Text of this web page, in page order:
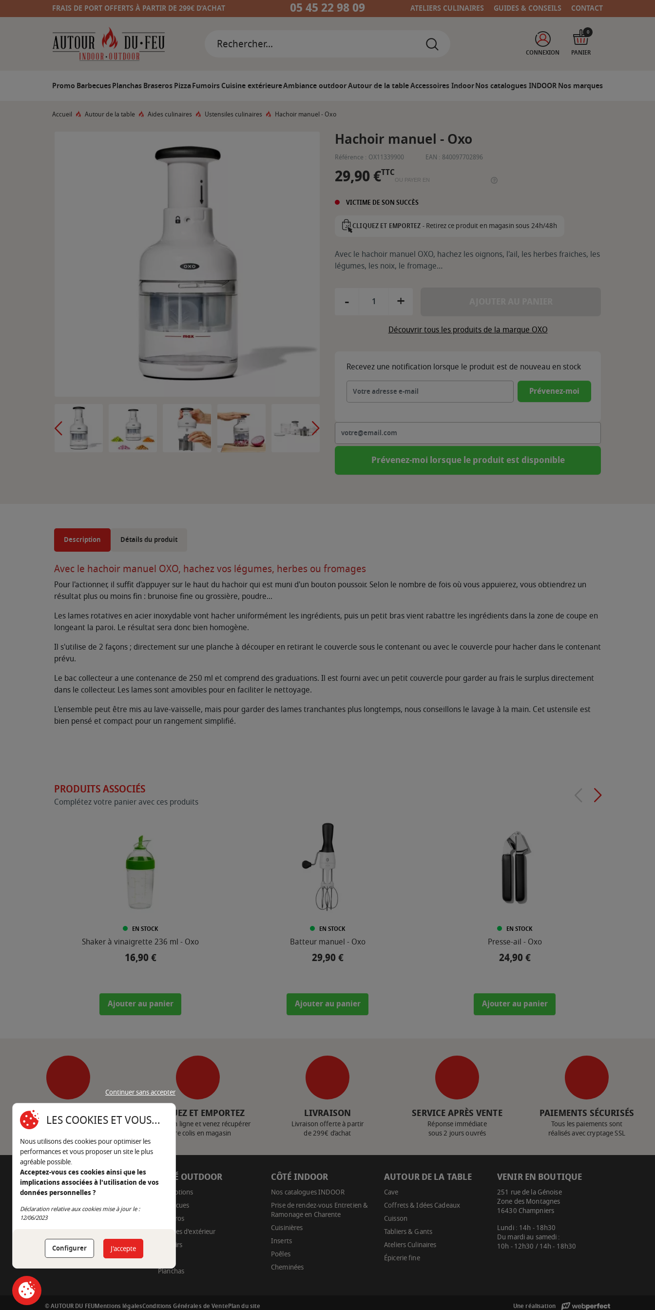
FRAIS DE PORT OFFERTS À PARTIR DE 299€ D’ACHAT 05 45 22 98 09 ATELIERS CULINAIRES GUIDES & CONSEILS CONTACT
CONNEXION PANIER
0
Promo BarbecuesPlanchasBraserosPizzaFumoirsCuisine extérieureAmbiance outdoorAutour de la tableAccessoires IndoorNos catalogues INDOORNos marques
Accueil Autour de la table Aides culinaires Ustensiles culinaires Hachoir manuel - Oxo
Hachoir manuel - Oxo
Référence : OX11339900 EAN : 840097702896
29,90 €TTC
OU PAYER EN
VICTIME DE SON SUCCÈS
CLIQUEZ ET EMPORTEZ -Retirez ce produit en magasin sous 24h/48h
Avec le hachoir manuel OXO, hachez les oignons, l'ail, les herbes fraiches, les
légumes, les noix, le fromage…
- +
Découvrir tous les produits de la marque OXO
Recevez une notification lorsque le produit est de nouveau en stock
Prévenez-moi
Prévenez-moi lorsque le produit est disponible
Description Détails du produit
Avec le hachoir manuel OXO, hachez vos légumes, herbes ou fromages
Pour l'actionner, il suffit d'appuyer sur le haut du hachoir qui est muni d'un bouton poussoir. Selon le nombre de fois où vous appuierez, vous obtiendrez un
résultat plus ou moins fin : brunoise fine ou grossière, poudre...
Les lames rotatives en acier inoxydable vont hacher uniformément les ingrédients, puis un petit bras vient rabattre les ingrédients dans la zone de coupe en
longeant la paroi. Le résultat sera donc bien homogène.
Il s'utilise de 2 façons ; directement sur une planche à découper en retirant le couvercle sous le contenant ou avec le couvercle pour hacher dans le contenant
prévu.
Le bac collecteur a une contenance de 250 ml et comprend des graduations. Il est fourni avec un petit couvercle pour garder au frais le surplus directement
dans le collecteur. Les lames sont amovibles pour en faciliter le nettoyage.
L'ensemble peut être mis au lave-vaisselle, mais pour garder des lames tranchantes plus longtemps, nous conseillons le lavage à la main. Cet ustensile est
bien pensé et compact pour un rangement simplifié.
PRODUITS ASSOCIÉS
Complétez votre panier avec ces produits
EN STOCK
Shaker à vinaigrette 236 ml - Oxo
Prix
16,90 €
Ajouter au panier
EN STOCK
Batteur manuel - Oxo
Prix
29,90 €
Ajouter au panier
EN STOCK
Presse-ail - Oxo
Prix
24,90 €
Ajouter au panier
SERVICE CLIENT
Nous contacter
CLIQUEZ ET EMPORTEZ
Achetez en ligne et venez récupérer
votre colis en magasin
LIVRAISON
Livraison offerte à partir
de 299€ d’achat
SERVICE APRÈS VENTE
Réponse immédiate
sous 2 jours ouvrés
PAIEMENTS SÉCURISÉS
Tous les paiements sont
réalisés avec cryptage SSL
AUTOUR DU FEU
05 45 22 98 09
Nous envoyer un e-mail
CÔTÉ OUTDOOR
Promotions
Barbecues
Braseros
Cuisines d'extérieur
Fumoirs
Planchas
CÔTÉ INDOOR
Nos catalogues INDOOR
Prise de rendez-vous Entretien &
Ramonage en Charente
Cuisinières
Inserts
Poêles
Cheminées
AUTOUR DE LA TABLE
Cave
Coffrets & Idées Cadeaux
Cuisson
Tabliers & Gants
Ateliers Culinaires
Épicerie fine
VENIR EN BOUTIQUE
251 rue de la Génoise
Zone des Montagnes
16430 Champniers
Lundi : 14h - 18h30
Du mardi au samedi :
10h - 12h30 / 14h - 18h30
© AUTOUR DU FEUMentions légalesConditions Générales de VentePlan du site Une réalisation
Continuer sans accepter
LES COOKIES ET VOUS...
Nous utilisons des cookies pour optimiser les
performances et vous proposer un site le plus
agréable possible.
Acceptez-vous ces cookies ainsi que les
implications associées à l'utilisation de vos
données personnelles ?
Déclaration relative aux cookies mise à jour le :
12/06/2023
Configurer J'accepte